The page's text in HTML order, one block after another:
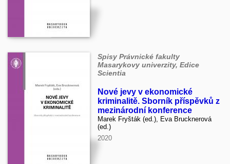
Spisy Právnické fakulty
Masarykovy univerzity, Edice
Scientia
Nové jevy v ekonomické
kriminalitě. Sborník příspěvků z
mezinárodní konference
Marek Fryšták (ed.), Eva Brucknerová
(ed.)
2020